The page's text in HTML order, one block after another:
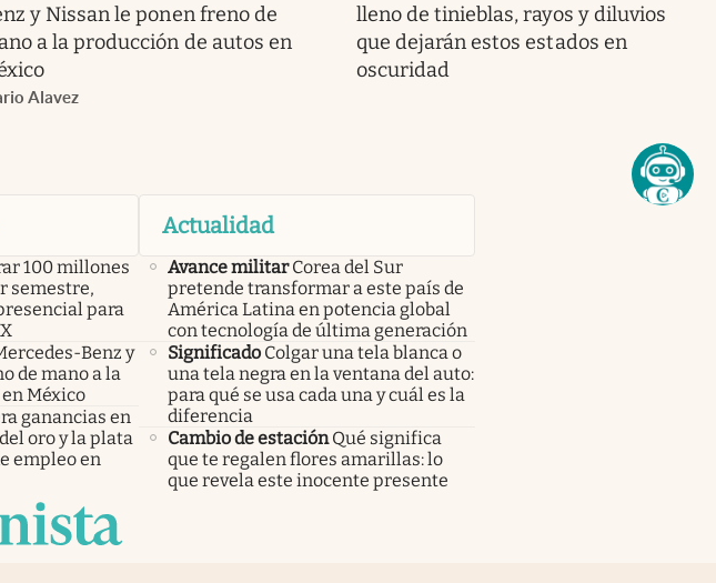
y Nissan le ponen freno de
a la producción de autos en
Alavez
lleno de tinieblas, rayos y diluvios
que dejarán estos estados en
oscuridad
100 millones
semestre,
para
Benz y
de mano a la
México
ganancias en
oro y la plata
empleo en
Actualidad
Avance militar Corea del Sur
pretende transformar a este país de
América Latina en potencia global
con tecnología de última generación
Significado Colgar una tela blanca o
una tela negra en la ventana del auto:
para qué se usa cada una y cuál es la
diferencia
Cambio de estación Qué significa
que te regalen flores amarillas: lo
que revela este inocente presente